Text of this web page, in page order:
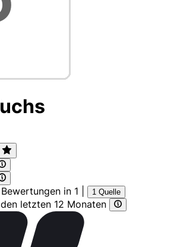
in 1 1 Quelle
letzten 12 Monaten